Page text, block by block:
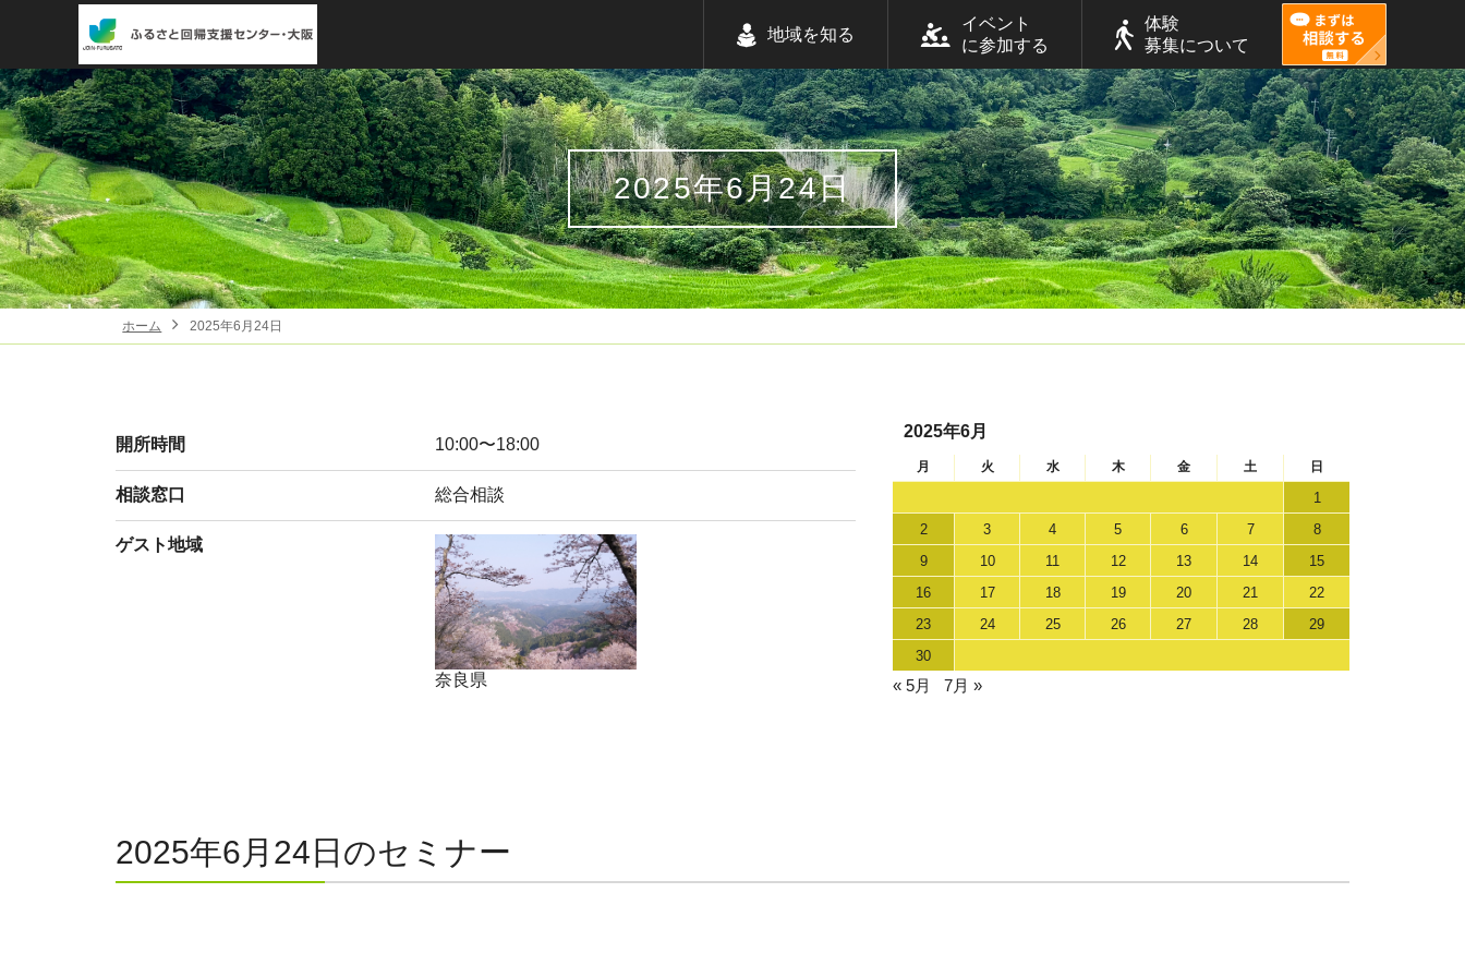
地域を知る
イベント
に参加する
体験
募集について
2025年6月24日
ホーム 2025年6月24日
開所時間 10:00〜18:00
相談窓口 総合相談
ゲスト地域
奈良県
2025年6月
月 火 水 木 金 土 日
1
2
3 4 5 6 7
8
9
10 11 12 13 14
15
16
17 18 19 20 21
22
23
24 25 26 27 28
29
30
« 5月 7月 »
2025年6月24日のセミナー